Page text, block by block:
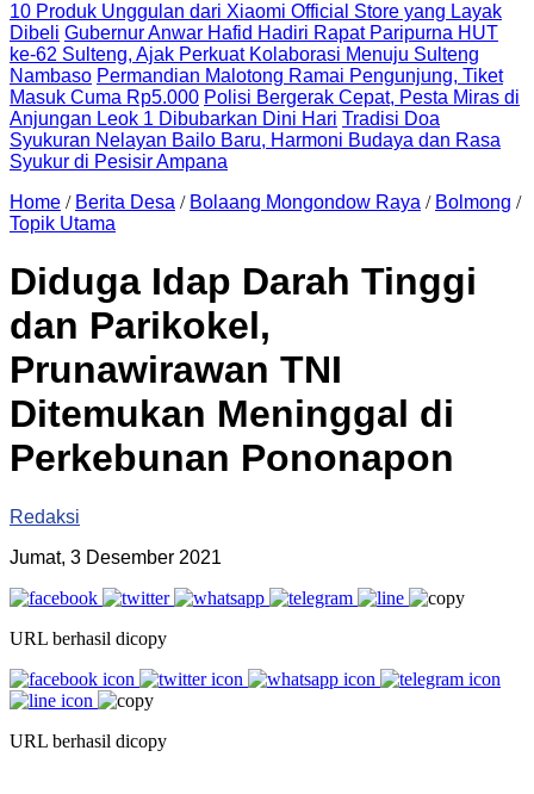
10 Produk Unggulan dari Xiaomi Official Store yang Layak
Dibeli Gubernur Anwar Hafid Hadiri Rapat Paripurna HUT
ke-62 Sulteng, Ajak Perkuat Kolaborasi Menuju Sulteng
Nambaso Permandian Malotong Ramai Pengunjung, Tiket
Masuk Cuma Rp5.000 Polisi Bergerak Cepat, Pesta Miras di
Anjungan Leok 1 Dibubarkan Dini Hari Tradisi Doa
Syukuran Nelayan Bailo Baru, Harmoni Budaya dan Rasa
Syukur di Pesisir Ampana
Home / Berita Desa / Bolaang Mongondow Raya / Bolmong /
Topik Utama
Diduga Idap Darah Tinggi
dan Parikokel,
Prunawirawan TNI
Ditemukan Meninggal di
Perkebunan Pononapon
Redaksi
Jumat, 3 Desember 2021
URL berhasil dicopy
URL berhasil dicopy